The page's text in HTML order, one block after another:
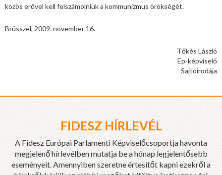
közös erővel kell felszámolniuk a kommunizmus örökségét.
Brüsszel, 2009. november 16.
Tőkés László
Ep-képviselő
Sajtóirodája
FIDESZ HÍRLEVÉL
A Fidesz Európai Parlamenti Képviselőcsoportja havonta
megjelenő hírlevélben mutatja be a hónap legjelentősebb
eseményeit. Amennyiben szeretne értesítőt kapni ezekről a